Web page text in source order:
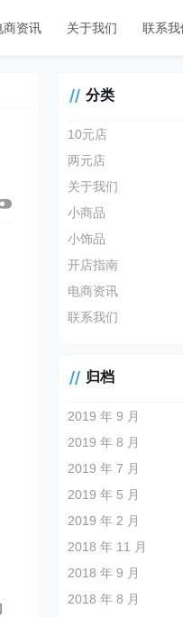
商资讯 关于我们 联系我
分类
10元店
两元店
关于我们
小商品
小饰品
开店指南
电商资讯
联系我们
归档
2019 年 9 月
2019 年 8 月
2019 年 7 月
2019 年 5 月
2019 年 2 月
2018 年 11 月
2018 年 9 月
2018 年 8 月